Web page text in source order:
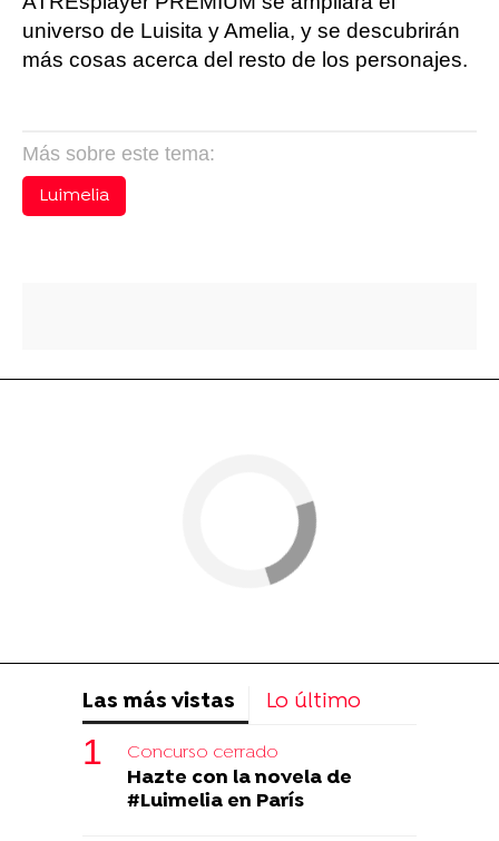
universo de Luisita y Amelia, y se descubrirán
más cosas acerca del resto de los personajes.
Más sobre este tema:
Luimelia
Las más vistas Lo último
Concurso cerrado
Hazte con la novela de
#Luimelia en París